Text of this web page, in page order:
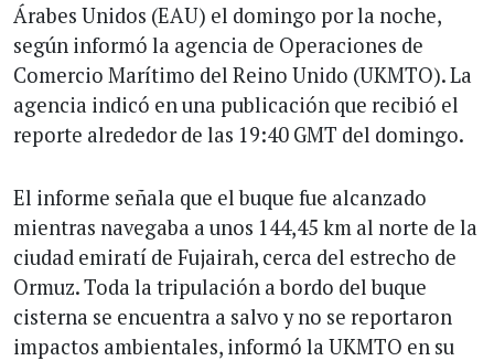
Árabes Unidos (EAU) el domingo por la noche,
según informó la agencia de Operaciones de
Comercio Marítimo del Reino Unido (UKMTO). La
agencia indicó en una publicación que recibió el
reporte alrededor de las 19:40 GMT del domingo.
El informe señala que el buque fue alcanzado
mientras navegaba a unos 144,45 km al norte de la
ciudad emiratí de Fujairah, cerca del estrecho de
Ormuz. Toda la tripulación a bordo del buque
cisterna se encuentra a salvo y no se reportaron
impactos ambientales, informó la UKMTO en su